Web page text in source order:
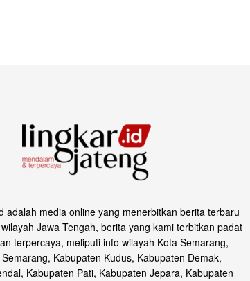
adalah media online yang menerbitkan berita terbaru
Jawa Tengah, berita yang kami terbitkan padat
terpercaya, meliputi info wilayah Kota Semarang,
Kabupaten Kudus, Kabupaten Demak,
Kabupaten Pati, Kabupaten Jepara, Kabupaten